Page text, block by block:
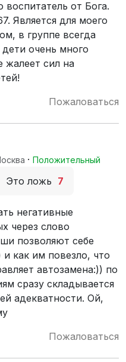
воспитатель от Бога.
Является для моего
в группе всегда
очень много
жалеет сил на
Пожаловаться
· Положительный
Это ложь 7
негативные
через слово
позволяют себе
как им повезло, что
автозамена:)) по
сразу складывается
адекватности. Ой,
Пожаловаться